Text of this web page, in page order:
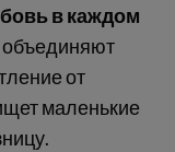
в каждом
от
маленькие